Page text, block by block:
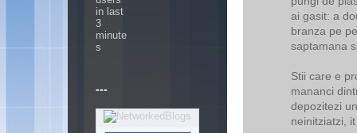
ai gasit: a
branza pe
saptamana
Stii care e
mananci
depozitezi
neinitziatzi,
---